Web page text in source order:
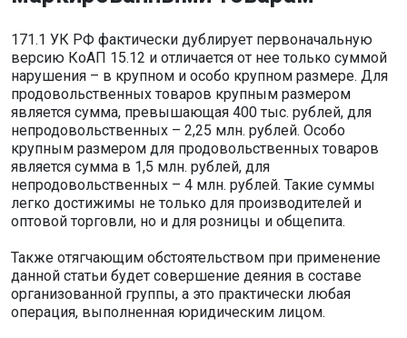
171.1 УК РФ фактически дублирует первоначальную
версию КоАП 15.12 и отличается от нее только суммой
нарушения – в крупном и особо крупном размере. Для
продовольственных товаров крупным размером
является сумма, превышающая 400 тыс. рублей, для
непродовольственных – 2,25 млн. рублей. Особо
крупным размером для продовольственных товаров
является сумма в 1,5 млн. рублей, для
непродовольственных – 4 млн. рублей. Такие суммы
легко достижимы не только для производителей и
оптовой торговли, но и для розницы и общепита.
Также отягчающим обстоятельством при применение
данной статьи будет совершение деяния в составе
организованной группы, а это практически любая
операция, выполненная юридическим лицом.